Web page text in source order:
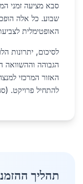
שבוע. כל אלה
האופטימלית
לסיכום, יתרונות
הגבוהה וההשוואה
האזור המרכזי
להתחיל פרויקט. (סה"כ כ-
תהליך